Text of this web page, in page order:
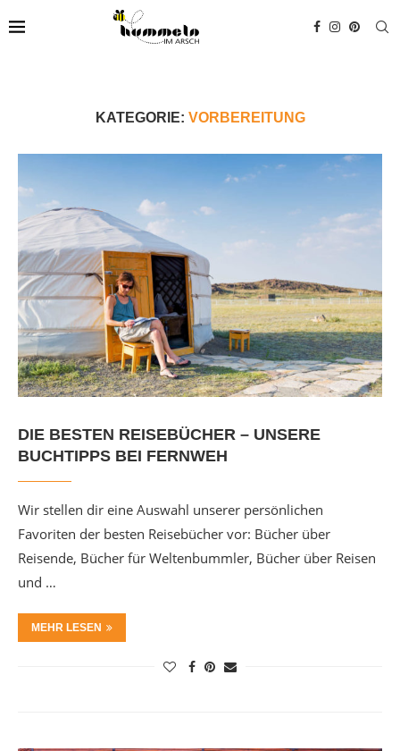
KATEGORIE: VORBEREITUNG
DIE BESTEN REISEBÜCHER – UNSERE
BUCHTIPPS BEI FERNWEH
Wir stellen dir eine Auswahl unserer persönlichen
Favoriten der besten Reisebücher vor: Bücher über
Reisende, Bücher für Weltenbummler, Bücher über Reisen
und …
MEHR LESEN